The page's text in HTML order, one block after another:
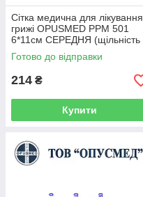
Сітка медична для лікування
грижі OPUSMED РРМ 501
6*11см СЕРЕДНЯ (щільність
63грм/м2)
Готово до відправки
214 ₴
Купити